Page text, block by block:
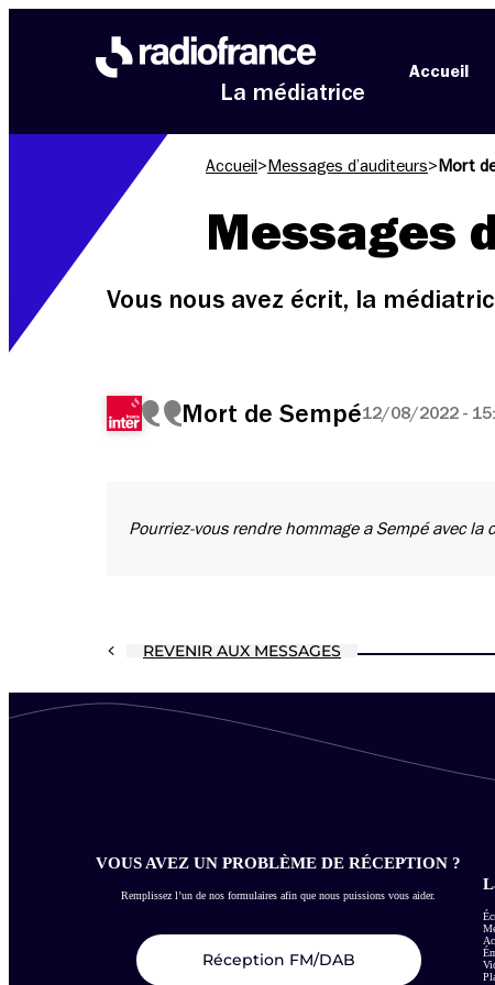
La médiatrice
Accueil
Accueil > Messages d’auditeurs> Mort
Messages
Vous nous avez écrit, la
Mort de Sempé12/08/2022 -
Pourriez-vous rendre hommage a Sempé avec
REVENIR AUX MESSAGES
VOUS AVEZ UN PROBLÈME DE RÉCEPTION ?
Remplissez l’un de nos formulaires afin que nous puissions vous aider.
Réception FM/DAB